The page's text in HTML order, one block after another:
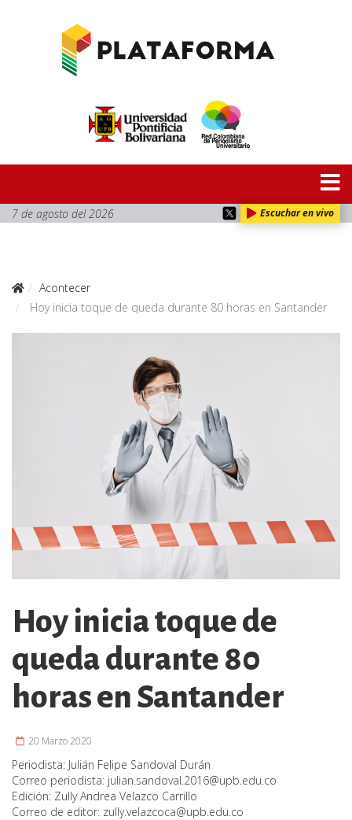
7 de agosto del 2026 Escuchar en vivo
Acontecer
Hoy inicia toque de queda durante 80 horas en Santander
Hoy inicia toque de
queda durante 80
horas en Santander
20 Marzo 2020
Periodista: Julián Felipe Sandoval Durán
Correo periodista: julian.sandoval.2016@upb.edu.co
Edición: Zully Andrea Velazco Carrillo
Correo de editor: zully.velazcoca@upb.edu.co